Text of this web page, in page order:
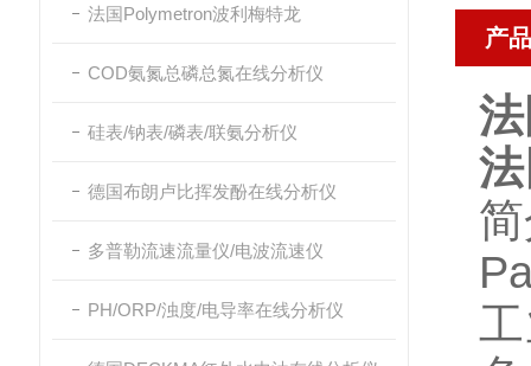
法国Polymetron波利梅特龙
COD氨氮总磷总氮在线分析仪
硅表/钠表/磷表/联氨分析仪
德国布朗卢比挥发酚在线分析仪
多普勒流速流量仪/电波流速仪
PH/ORP/浊度/电导率在线分析仪
产